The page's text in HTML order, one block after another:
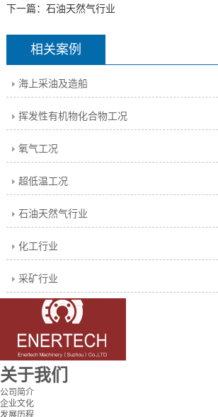
下一篇： 石油天然气行业
相关案例
海上采油及造船
挥发性有机物化合物工况
氧气工况
超低温工况
石油天然气行业
化工行业
采矿行业
关于我们
公司简介
企业文化